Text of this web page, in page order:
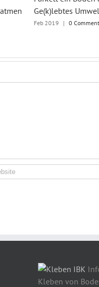
Ge(k)lebtes
Feb 2019 | 0
Kleben von